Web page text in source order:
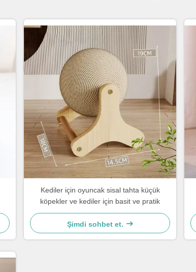
Kediler için oyuncak sisal tahta küçük
köpekler ve kediler için basit ve pratik
Şimdi sohbet et.